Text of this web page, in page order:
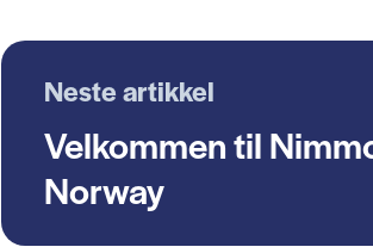
Neste artikkel
Velkommen til
Norway